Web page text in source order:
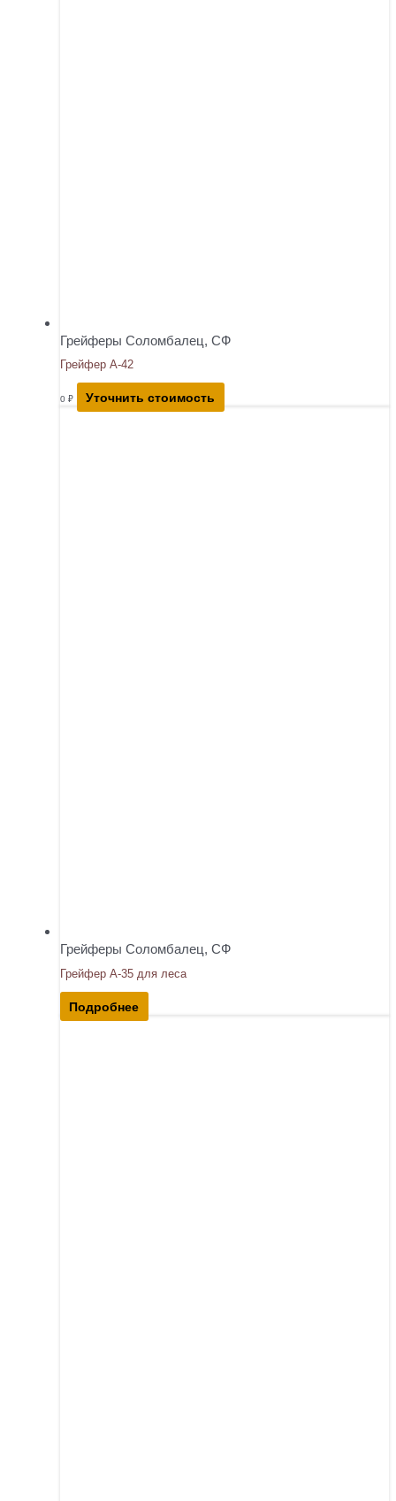
Грейферы Соломбалец, СФ
Грейфер А-42
0 ₽ Уточнить стоимость
Грейферы Соломбалец, СФ
Грейфер А-35 для леса
Подробнее